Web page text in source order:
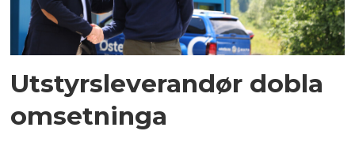
Utstyrsleverandør dobla
omsetninga